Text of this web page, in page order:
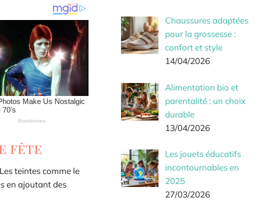
fête
teintes comme le
en ajoutant des
Chaussures adaptées
pour la grossesse :
confort et style
14/04/2026
Alimentation bio et
parentalité : un choix
durable
13/04/2026
Les jouets éducatifs
incontournables en
2025
27/03/2026